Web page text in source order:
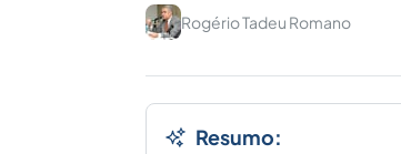
Rogério Tadeu Romano
Resumo: